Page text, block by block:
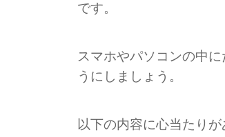
です。
スマホやパソコンの中
うにしましょう。
以下の内容に心当たりが